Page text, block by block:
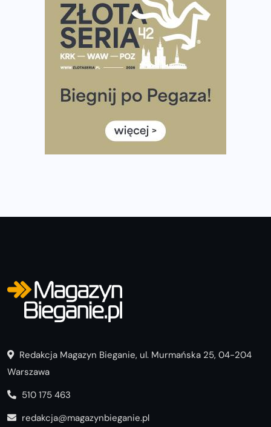
półmaratonem
Już w tę sobotę 35. Bieg Powstania Warszawskiego.
Wystartuje rekordowa liczba uczestników
35. Bieg Powstania Warszawskiego – praktyczny
Ile razy w tygodniu biegać? 3 treningi wystarczą? Jak
często biegać, żeby robić postępy
Już w ten weekend! Przed nami Nocny Portowy Maraton
i Półmaraton Szczeciński. Wszystko, co warto wiedzieć
Redakcja Magazyn Bieganie, ul. Murmańska 25, 04-204
Warszawa
510 175 463
redakcja@magazynbieganie.pl